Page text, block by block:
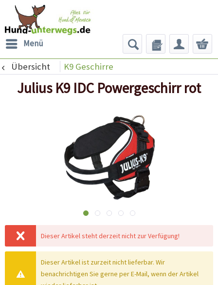
Menü
Übersicht K9 Geschirre
Julius K9 IDC Powergeschirr rot
Dieser Artikel steht derzeit nicht zur Verfügung!
Dieser Artikel ist zurzeit nicht lieferbar. Wir
benachrichtigen Sie gerne per E-Mail, wenn der Artikel